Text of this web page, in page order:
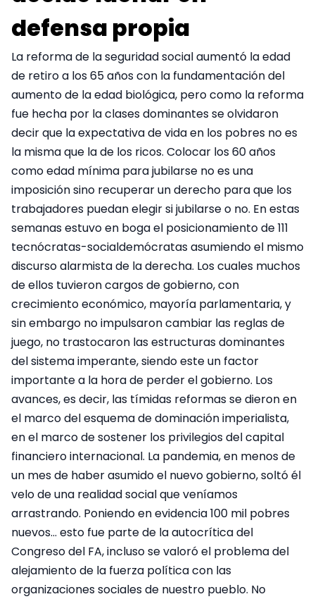
defensa propia
La reforma de la seguridad social aumentó la edad
de retiro a los 65 años con la fundamentación del
aumento de la edad biológica, pero como la reforma
fue hecha por la clases dominantes se olvidaron
decir que la expectativa de vida en los pobres no es
la misma que la de los ricos. Colocar los 60 años
como edad mínima para jubilarse no es una
imposición sino recuperar un derecho para que los
trabajadores puedan elegir si jubilarse o no. En estas
semanas estuvo en boga el posicionamiento de 111
tecnócratas-socialdemócratas asumiendo el mismo
discurso alarmista de la derecha. Los cuales muchos
de ellos tuvieron cargos de gobierno, con
crecimiento económico, mayoría parlamentaria, y
sin embargo no impulsaron cambiar las reglas de
juego, no trastocaron las estructuras dominantes
del sistema imperante, siendo este un factor
importante a la hora de perder el gobierno. Los
avances, es decir, las tímidas reformas se dieron en
el marco del esquema de dominación imperialista,
en el marco de sostener los privilegios del capital
financiero internacional. La pandemia, en menos de
un mes de haber asumido el nuevo gobierno, soltó él
velo de una realidad social que veníamos
arrastrando. Poniendo en evidencia 100 mil pobres
nuevos… esto fue parte de la autocrítica del
Congreso del FA, incluso se valoró el problema del
alejamiento de la fuerza política con las
organizaciones sociales de nuestro pueblo. No